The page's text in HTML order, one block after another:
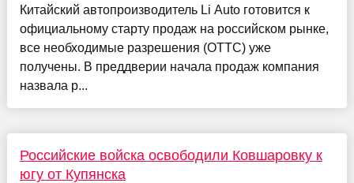
Китайский автопроизводитель Li Auto готовится к
официальному старту продаж на российском рынке,
все необходимые разрешения (ОТТС) уже
получены. В преддверии начала продаж компания
назвала р...
Российские войска освободили Ковшаровку к
югу от Купянска